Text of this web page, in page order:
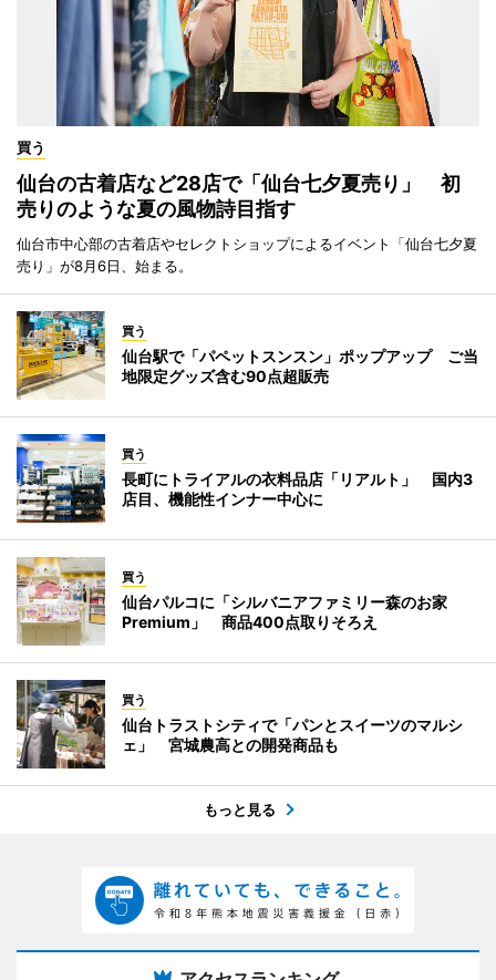
買う
仙台の古着店など28店で「仙台七夕夏売り」 初
売りのような夏の風物詩目指す
仙台市中心部の古着店やセレクトショップによるイベント「仙台七夕夏
売り」が8月6日、始まる。
買う
仙台駅で「パペットスンスン」ポップアップ ご当
地限定グッズ含む90点超販売
買う
長町にトライアルの衣料品店「リアルト」 国内3
店目、機能性インナー中心に
買う
仙台パルコに「シルバニアファミリー森のお家
Premium」 商品400点取りそろえ
買う
仙台トラストシティで「パンとスイーツのマルシ
ェ」 宮城農高との開発商品も
もっと見る